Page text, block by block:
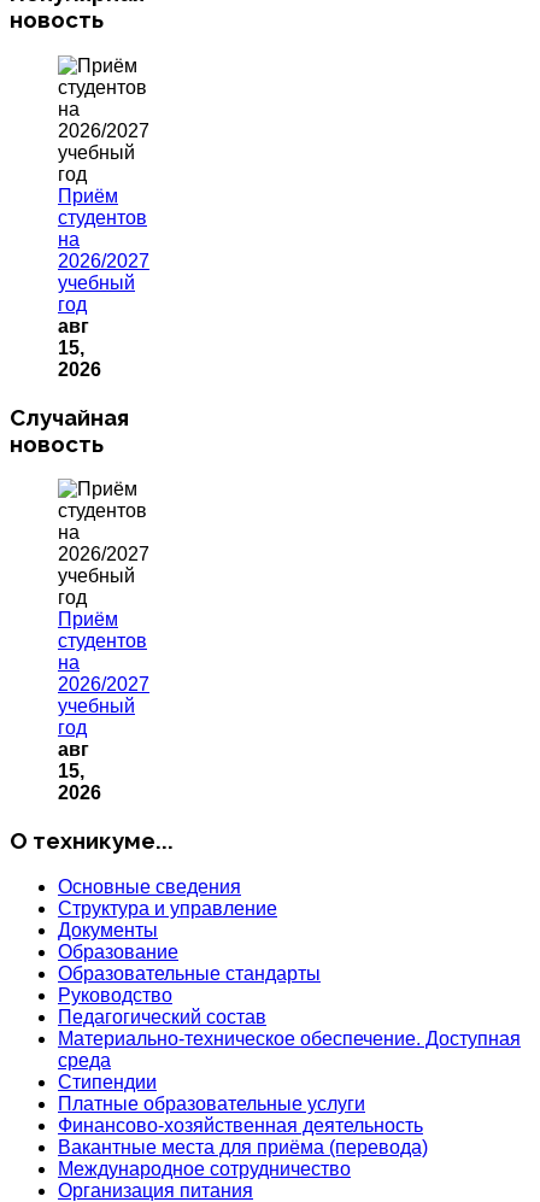
новость
Приём
студентов
на
2026/2027
учебный
год
авг
15,
2026
Случайная
новость
Приём
студентов
на
2026/2027
учебный
год
авг
15,
2026
О техникуме...
Основные сведения
Структура и управление
Документы
Образование
Образовательные стандарты
Руководство
Педагогический состав
Материально-техническое обеспечение. Доступная
среда
Стипендии
Платные образовательные услуги
Финансово-хозяйственная деятельность
Вакантные места для приёма (перевода)
Международное сотрудничество
Организация питания